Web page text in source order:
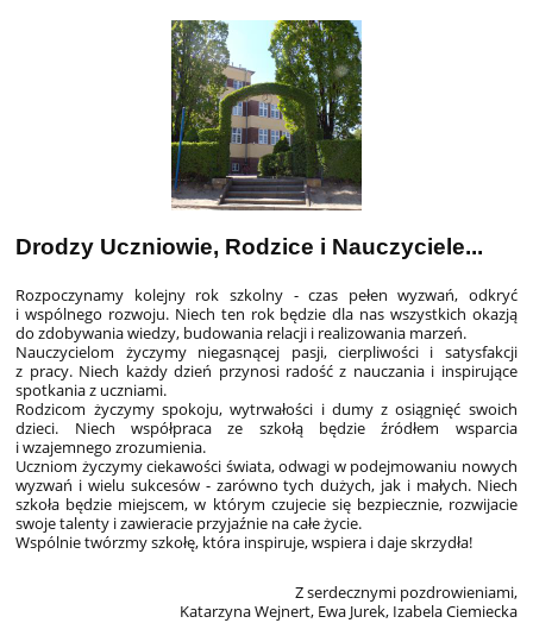
Drodzy Uczniowie, Rodzice i Nauczyciele...
Rozpoczynamy kolejny rok szkolny - czas pełen wyzwań, odkryć
i wspólnego rozwoju. Niech ten rok będzie dla nas wszystkich okazją
do zdobywania wiedzy, budowania relacji i realizowania marzeń.
Nauczycielom życzymy niegasnącej pasji, cierpliwości i satysfakcji
z pracy. Niech każdy dzień przynosi radość z nauczania i inspirujące
spotkania z uczniami.
Rodzicom życzymy spokoju, wytrwałości i dumy z osiągnięć swoich
dzieci. Niech współpraca ze szkołą będzie źródłem wsparcia
i wzajemnego zrozumienia.
Uczniom życzymy ciekawości świata, odwagi w podejmowaniu nowych
wyzwań i wielu sukcesów - zarówno tych dużych, jak i małych. Niech
szkoła będzie miejscem, w którym czujecie się bezpiecznie, rozwijacie
swoje talenty i zawieracie przyjaźnie na całe życie.
Wspólnie twórzmy szkołę, która inspiruje, wspiera i daje skrzydła!
Z serdecznymi pozdrowieniami,
Katarzyna Wejnert, Ewa Jurek, Izabela Ciemiecka